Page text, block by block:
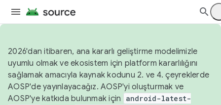
2026'dan itibaren, ana kararlı geliştirme modelimizle
uyumlu olmak ve ekosistem için platform kararlılığını
sağlamak amacıyla kaynak kodunu 2. ve 4. çeyreklerde
AOSP'de yayınlayacağız. AOSP'yi oluşturmak ve
AOSP'ye katkıda bulunmak için
android-latest-